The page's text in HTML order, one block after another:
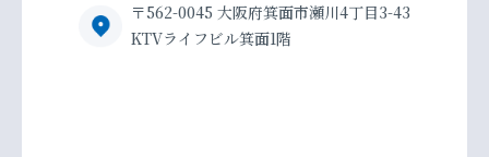
〒562-0045大阪府箕面市瀬川4丁目3-43
KTVライフビル箕面1階